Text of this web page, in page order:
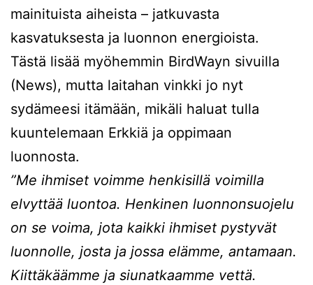
mainituista aiheista – jatkuvasta
kasvatuksesta ja luonnon energioista.
Tästä lisää myöhemmin BirdWayn sivuilla
(News), mutta laitahan vinkki jo nyt
sydämeesi itämään, mikäli haluat tulla
kuuntelemaan Erkkiä ja oppimaan
luonnosta.
”Me ihmiset voimme henkisillä voimilla
elvyttää luontoa. Henkinen luonnonsuojelu
on se voima, jota kaikki ihmiset pystyvät
luonnolle, josta ja jossa elämme, antamaan.
Kiittäkäämme ja siunatkaamme vettä.